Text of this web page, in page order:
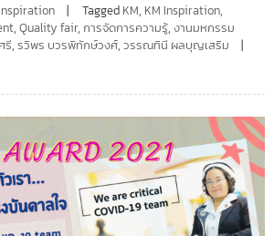
Tagged KM, KM Inspiration,
, Quality fair, การจัดการความรู้, งานมหกรรม
รี, รวิพร บวรพิทักษ์วงศ์, วรรณทินี ผลบุญเสริม